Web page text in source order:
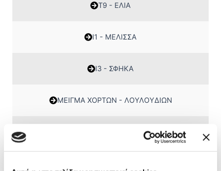
Τ9 - ΕΛΙΑ
Ι1 - ΜΕΛΙΣΣΑ
Ι3 - ΣΦΗΚΑ
ΜΕΙΓΜΑ ΧΟΡΤΩΝ - ΛΟΥΛΟΥΔΙΩΝ
ΜΕΙΓΜΑ ΜΥΚΗΤΩΝ